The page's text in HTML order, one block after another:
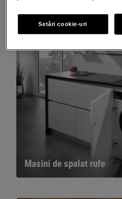
Masini de spalat rufe
Setări cookie-uri